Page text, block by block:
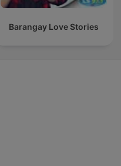
Barangay Love Stories